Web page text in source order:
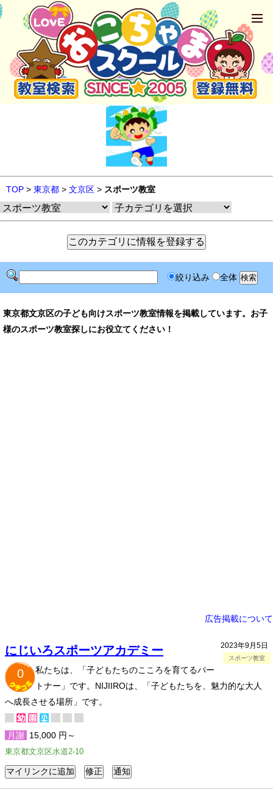
TOP > 東京都 > 文京区 > スポーツ教室
絞り込み 全体
東京都文京区の子ども向けスポーツ教室情報を掲載しています。お子
様のスポーツ教室探しにお役立てください！
広告掲載について
2023年9月5日
スポーツ教室
にじいろスポーツアカデミー
0
私たちは、「子どもたちのこころを育てるパー
トナー」です。NIJIIROは、「子どもたちを、魅力的な大人
へ成長させる場所」です。
月謝 15,000 円～
東京都文京区水道2-10